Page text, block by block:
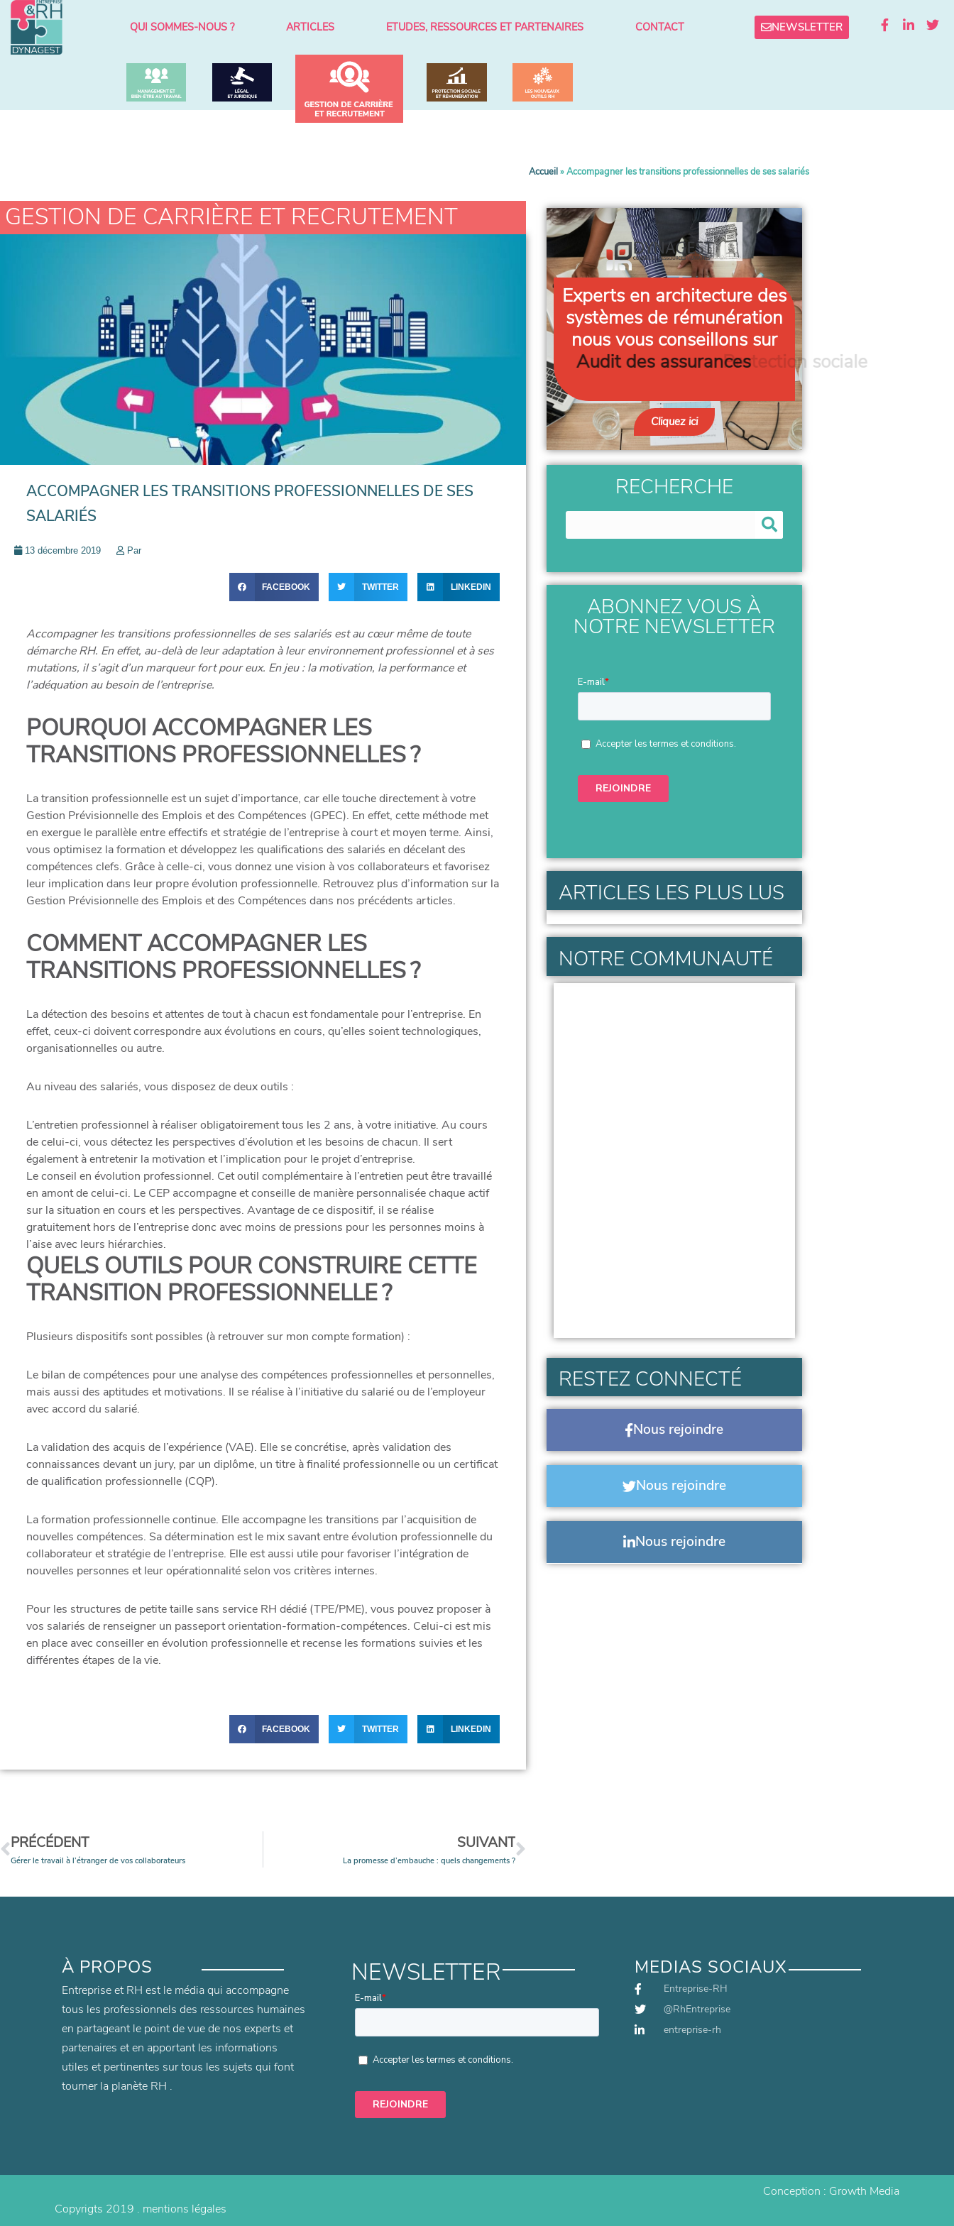
au
QUI SOMMES-NOUS ? ARTICLES ETUDES, RESSOURCES ET PARTENAIRES CONTACT NEWSLETTER
Accueil»Accompagner les transitions professionnelles de ses salariés
GESTION DE CARRIÈRE ET RECRUTEMENT
ACCOMPAGNER LES TRANSITIONS PROFESSIONNELLES DE SES
SALARIÉS
13 décembre 2019 Par
FACEBOOK TWITTER LINKEDIN
Accompagner les transitions professionnelles de ses salariés est au cœur même de toute
démarche RH. En effet, au-delà de leur adaptation à leur environnement professionnel et à ses
mutations, il s’agit d’un marqueur fort pour eux. En jeu : la motivation, la performance et
l’adéquation au besoin de l’entreprise.
POURQUOI ACCOMPAGNER LES
TRANSITIONS PROFESSIONNELLES ?
La transition professionnelle est un sujet d’importance, car elle touche directement à votre
Gestion Prévisionnelle des Emplois et des Compétences (GPEC). En effet, cette méthode met
en exergue le parallèle entre effectifs et stratégie de l’entreprise à court et moyen terme. Ainsi,
vous optimisez la formation et développez les qualifications des salariés en décelant des
compétences clefs. Grâce à celle-ci, vous donnez une vision à vos collaborateurs et favorisez
leur implication dans leur propre évolution professionnelle. Retrouvez plus d’information sur la
Gestion Prévisionnelle des Emplois et des Compétences dans nos précédents articles.
COMMENT ACCOMPAGNER LES
TRANSITIONS PROFESSIONNELLES ?
La détection des besoins et attentes de tout à chacun est fondamentale pour l’entreprise. En
effet, ceux-ci doivent correspondre aux évolutions en cours, qu’elles soient technologiques,
organisationnelles ou autre.
Au niveau des salariés, vous disposez de deux outils :
L’entretien professionnel à réaliser obligatoirement tous les 2 ans, à votre initiative. Au cours
de celui-ci, vous détectez les perspectives d’évolution et les besoins de chacun. Il sert
également à entretenir la motivation et l’implication pour le projet d’entreprise.
Le conseil en évolution professionnel. Cet outil complémentaire à l’entretien peut être travaillé
en amont de celui-ci. Le CEP accompagne et conseille de manière personnalisée chaque actif
sur la situation en cours et les perspectives. Avantage de ce dispositif, il se réalise
gratuitement hors de l’entreprise donc avec moins de pressions pour les personnes moins à
l’aise avec leurs hiérarchies.
QUELS OUTILS POUR CONSTRUIRE CETTE
TRANSITION PROFESSIONNELLE ?
Plusieurs dispositifs sont possibles (à retrouver sur mon compte formation) :
Le bilan de compétences pour une analyse des compétences professionnelles et personnelles,
mais aussi des aptitudes et motivations. Il se réalise à l’initiative du salarié ou de l’employeur
avec accord du salarié.
La validation des acquis de l’expérience (VAE). Elle se concrétise, après validation des
connaissances devant un jury, par un diplôme, un titre à finalité professionnelle ou un certificat
de qualification professionnelle (CQP).
La formation professionnelle continue. Elle accompagne les transitions par l’acquisition de
nouvelles compétences. Sa détermination est le mix savant entre évolution professionnelle du
collaborateur et stratégie de l’entreprise. Elle est aussi utile pour favoriser l’intégration de
nouvelles personnes et leur opérationnalité selon vos critères internes.
Pour les structures de petite taille sans service RH dédié (TPE/PME), vous pouvez proposer à
vos salariés de renseigner un passeport orientation-formation-compétences. Celui-ci est mis
en place avec conseiller en évolution professionnelle et recense les formations suivies et les
différentes étapes de la vie.
FACEBOOK TWITTER LINKEDIN
PRÉCÉDENT
Gérer le travail à l’étranger de vos collaborateurs
SUIVANT
La promesse d’embauche : quels changements ?
Experts en architecture des
systèmes de rémunération
nous vous conseillons sur
Audit des assurances
Cliquez ici
RECHERCHE
ABONNEZ VOUS À
NOTRE NEWSLETTER
ARTICLES LES PLUS LUS
NOTRE COMMUNAUTÉ
RESTEZ CONNECTÉ
Nous rejoindre
Nous rejoindre
Nous rejoindre
À PROPOS
Entreprise et RH est le média qui accompagne
tous les professionnels des ressources humaines
en partageant le point de vue de nos experts et
partenaires et en apportant les informations
utiles et pertinentes sur tous les sujets qui font
tourner la planète RH .
NEWSLETTER MEDIAS SOCIAUX
Entreprise-RH
@RhEntreprise
entreprise-rh
Copyrigts 2019 . mentions légales
Conception : Growth Media